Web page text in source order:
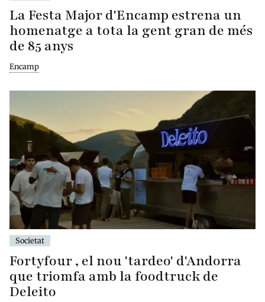
La Festa Major d'Encamp estrena un
homenatge a tota la gent gran de més
de 85 anys
Encamp
Societat
Fortyfour , el nou 'tardeo' d'Andorra
que triomfa amb la foodtruck de
Deleito